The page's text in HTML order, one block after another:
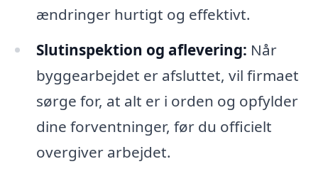
ændringer hurtigt og effektivt.
Slutinspektion og aflevering: Når
byggearbejdet er afsluttet, vil firmaet
sørge for, at alt er i orden og opfylder
dine forventninger, før du officielt
overgiver arbejdet.